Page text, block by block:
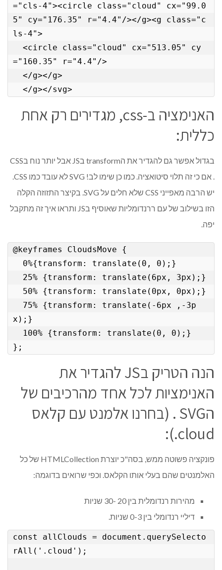
="cls-4"><circle class="cloud" cx="99.0
5" cy="176.35" r="4.4"/></g><g class="c
ls-4">
="160.35" r="4.4"/>
  </g></svg>
האנימציה ב-css, מגדירים רק אחת
כללית:
בגדול אפשר גם להגדיר את הtransform בJS אבל יותר נוח בCSS
. אם כי זה תלוי סיטואציה. כמו כן שימו לב! SVG לא עובד כמו CSS.
יש הרבה מאפייני CSS שלא חלים על SVG. בקיצר התזוזה הקלה
הזו בשילוב של עם ררנדומליות שאוסיף בJS ותראו איך זה מתקבל
יפה.
@keyframes CloudsMove {
x);}
};
הנה הטריק בJS להגדיר את
האנימציות לכל אחד מהרכיבים של
הSVG . (בחרנו אלמנט עם קלאס
cloud.):
פונקציה פשוטה ממש, בסה"כ יוצרת HTMLCollection של כל
האלמנטים שהם בעלי אותו הקלאס. וכפי שרואים בדוגמה:
מהירות רנדומלית בין 20 -30 שניות
דיליי רנדומלי בין 0-3 שניות.
const allClouds = document.querySelecto
rAll('.cloud');